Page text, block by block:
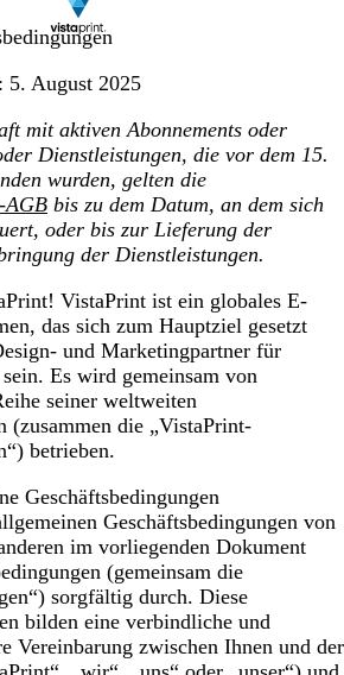
5. August 2025
mit aktiven Abonnements oder
Dienstleistungen, die vor dem 15.
wurden, gelten die
AGB bis zu dem Datum, an dem sich
oder bis zur Lieferung der
der Dienstleistungen.
VistaPrint ist ein globales E-
das sich zum Hauptziel gesetzt
und Marketingpartner für
Es wird gemeinsam von
seiner weltweiten
(zusammen die „VistaPrint-
betrieben.
Geschäftsbedingungen
Geschäftsbedingungen von
im vorliegenden Dokument
(gemeinsam die
sorgfältig durch. Diese
bilden eine verbindliche und
Vereinbarung zwischen Ihnen und der